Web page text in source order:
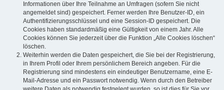
Informationen über Ihre Teilnahme an Umfragen (sofern Sie nicht
angemeldet sind) gespeichert. Ferner werden Ihre Benutzer-ID, ein
Authentifizierungsschlüssel und eine Session-ID gespeichert. Die
Cookies haben standardmäßig eine Gültigkeit von einem Jahr. Alle
Cookies können Sie jederzeit über die Funktion „Alle Cookies löschen“
löschen.
Weiterhin werden die Daten gespeichert, die Sie bei der Registrierung,
in Ihrem Profil oder Ihrem persönlichem Bereich angeben. Für die
Registrierung sind mindestens ein eindeutiger Benutzername, eine E-
Mail-Adresse und ein Passwort notwendig. Wenn durch den Betreiber